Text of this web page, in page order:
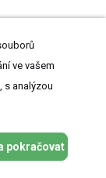
Younes A, Toniato
19 (CoV-
Editorial-Conti-2.
He WF. Advances
measures.
ve vašem
s analýzou
pokračovat